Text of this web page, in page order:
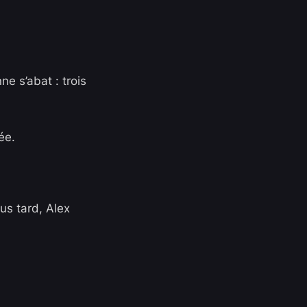
s’abat : trois
tard, Alex